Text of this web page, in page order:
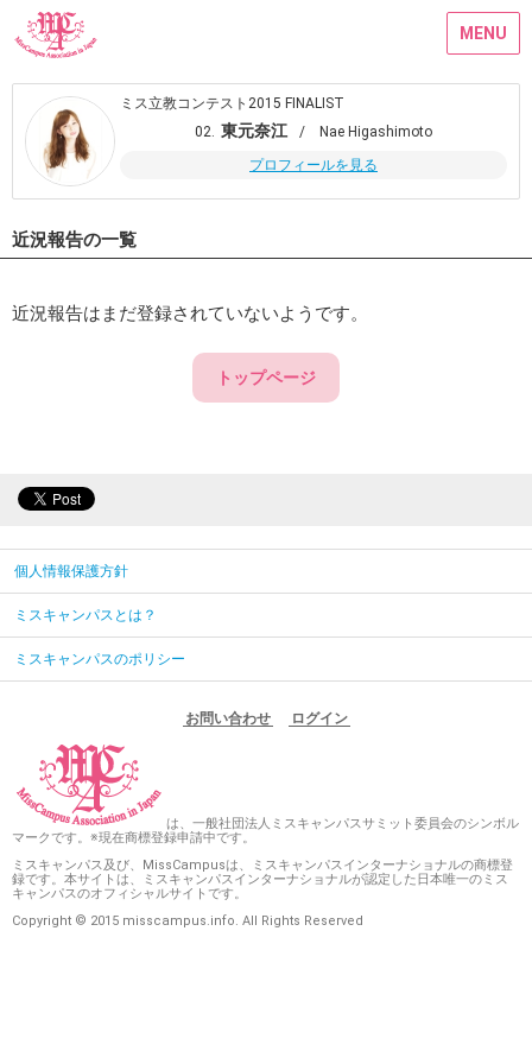
MENU
ミス立教コンテスト2015 FINALIST
02. 東元奈江
/ Nae Higashimoto
プロフィールを見る
近況報告の一覧
近況報告はまだ登録されていないようです。
トップページ
個人情報保護方針
ミスキャンパスとは？
ミスキャンパスのポリシー
お問い合わせ ログイン
は、一般社団法人ミスキャンパスサミット委員会のシンボル
マークです。※現在商標登録申請中です。
ミスキャンパス及び、MissCampusは、ミスキャンパスインターナショナルの商標登
録です。本サイトは、ミスキャンパスインターナショナルが認定した日本唯一のミス
キャンパスのオフィシャルサイトです。
Copyright © 2015 misscampus.info. All Rights Reserved